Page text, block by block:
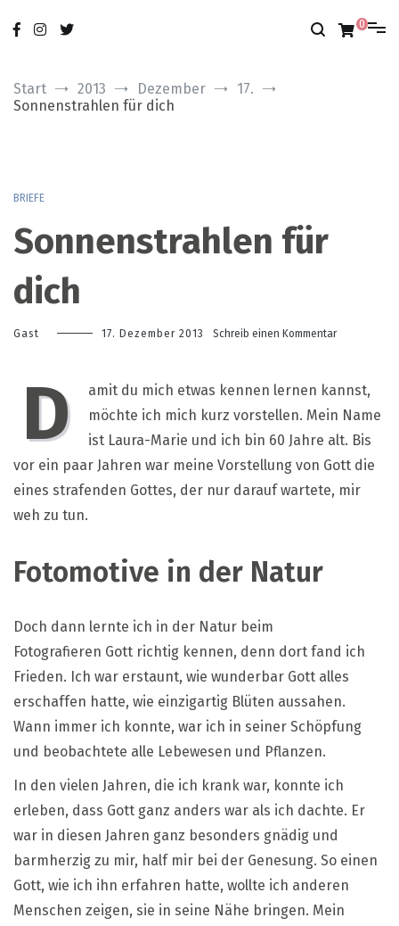
Inhalt
springen
modobonum
nur das Gute 0
Start 2013 Dezember
17.
Sonnenstrahlen für dich
BRIEFE
Sonnenstrahlen für
dich
Gast 17. Dezember 2013 Schreib einen Kommentarzu
D
amit du mich etwas kennen lernen kannst,
möchte ich mich kurz vorstellen. Mein Name
ist Laura-Marie und ich bin 60 Jahre alt. Bis
vor ein paar Jahren war meine Vorstellung von Gott die
eines strafenden Gottes, der nur darauf wartete, mir
weh zu tun.
Fotomotive in der Natur
Doch dann lernte ich in der Natur beim
Fotografieren Gott richtig kennen, denn dort fand ich
Frieden. Ich war erstaunt, wie wunderbar Gott alles
erschaffen hatte, wie einzigartig Blüten aussahen.
Wann immer ich konnte, war ich in seiner Schöpfung
und beobachtete alle Lebewesen und Pflanzen.
In den vielen Jahren, die ich krank war, konnte ich
erleben, dass Gott ganz anders war als ich dachte. Er
war in diesen Jahren ganz besonders gnädig und
barmherzig zu mir, half mir bei der Genesung. So einen
Gott, wie ich ihn erfahren hatte, wollte ich anderen
Menschen zeigen, sie in seine Nähe bringen. Mein